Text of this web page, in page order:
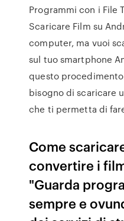
Programmi con i File
Scaricare Film su
computer, ma vuoi
sul tuo smartphone
questo
bisogno di scaricare
che ti permetta di
Come
convertire i
"Guarda
sempre e